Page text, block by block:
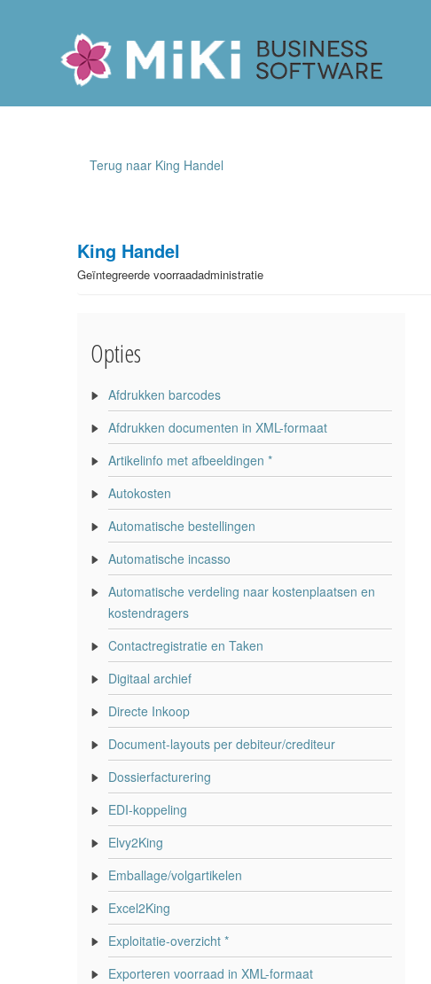
Miki-Business-Software
Terug naar King Handel
King Handel
Geïntegreerde voorraadadministratie
Opties
Afdrukken barcodes
Afdrukken documenten in XML-formaat
Artikelinfo met afbeeldingen *
Autokosten
Automatische bestellingen
Automatische incasso
Automatische verdeling naar kostenplaatsen en
kostendragers
Contactregistratie en Taken
Digitaal archief
Directe Inkoop
Document-layouts per debiteur/crediteur
Dossierfacturering
EDI-koppeling
Elvy2King
Emballage/volgartikelen
Excel2King
Exploitatie-overzicht *
Exporteren voorraad in XML-formaat